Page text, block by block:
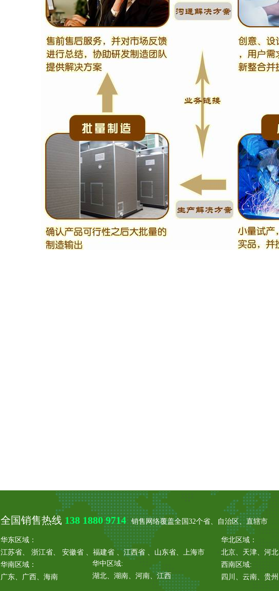
全国销售热线 138 1880 9714销售网络覆盖全国32个省、自治区、直辖市
华东区域：
江苏省、 浙江省、 安徽省 、福建省 、江西省 、山东省、上海市
华南区域：
广东、广西、海南
华中区域:
湖北、湖南、河南、江西
华北区域：
北京、天津、河
西南区域:
四川、云南、贵